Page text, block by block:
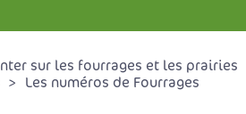
sur les fourrages et les prairies
Les numéros de Fourrages